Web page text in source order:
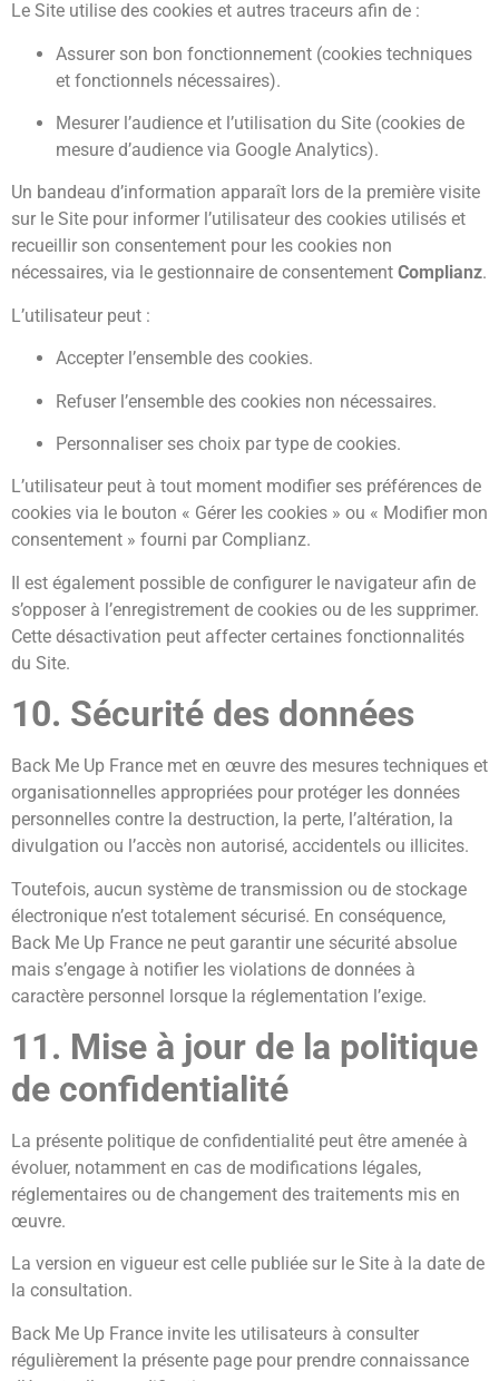
Le Site utilise des cookies et autres traceurs afin de :
Assurer son bon fonctionnement (cookies techniques
et fonctionnels nécessaires).
Mesurer l’audience et l’utilisation du Site (cookies de
mesure d’audience via Google Analytics).
Un bandeau d’information apparaît lors de la première visite
sur le Site pour informer l’utilisateur des cookies utilisés et
recueillir son consentement pour les cookies non
nécessaires, via le gestionnaire de consentement Complianz.
L’utilisateur peut :
Accepter l’ensemble des cookies.
Refuser l’ensemble des cookies non nécessaires.
Personnaliser ses choix par type de cookies.
L’utilisateur peut à tout moment modifier ses préférences de
cookies via le bouton « Gérer les cookies » ou « Modifier mon
consentement » fourni par Complianz.
Il est également possible de configurer le navigateur afin de
s’opposer à l’enregistrement de cookies ou de les supprimer.
Cette désactivation peut affecter certaines fonctionnalités
du Site.
10. Sécurité des données
Back Me Up France met en œuvre des mesures techniques et
organisationnelles appropriées pour protéger les données
personnelles contre la destruction, la perte, l’altération, la
divulgation ou l’accès non autorisé, accidentels ou illicites.
Toutefois, aucun système de transmission ou de stockage
électronique n’est totalement sécurisé. En conséquence,
Back Me Up France ne peut garantir une sécurité absolue
mais s’engage à notifier les violations de données à
caractère personnel lorsque la réglementation l’exige.
11. Mise à jour de la politique
de confidentialité
La présente politique de confidentialité peut être amenée à
évoluer, notamment en cas de modifications légales,
réglementaires ou de changement des traitements mis en
œuvre.
La version en vigueur est celle publiée sur le Site à la date de
la consultation.
Back Me Up France invite les utilisateurs à consulter
régulièrement la présente page pour prendre connaissance